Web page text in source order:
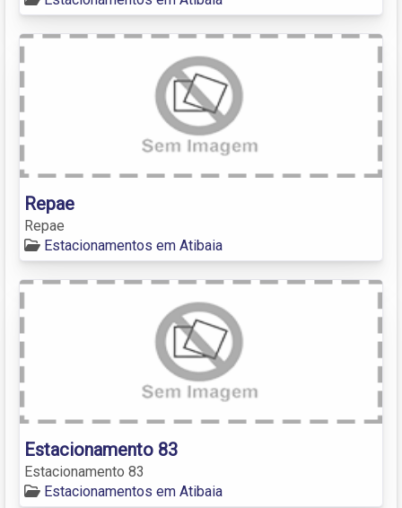
Repae
Repae
Estacionamentos em Atibaia
Estacionamento 83
Estacionamento 83
Estacionamentos em Atibaia